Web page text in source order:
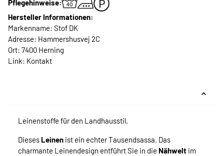
Pflegehinweise:
Hersteller Informationen:
Markenname: Stof DK
Adresse: Hammershusvej 2C
Ort: 7400 Herning
Link: Kontakt
Leinenstoffe für den Landhausstil.
Dieses Leinen ist ein echter Tausendsassa. Das
charmante Leinendesign entführt Sie in die Nähwelt im